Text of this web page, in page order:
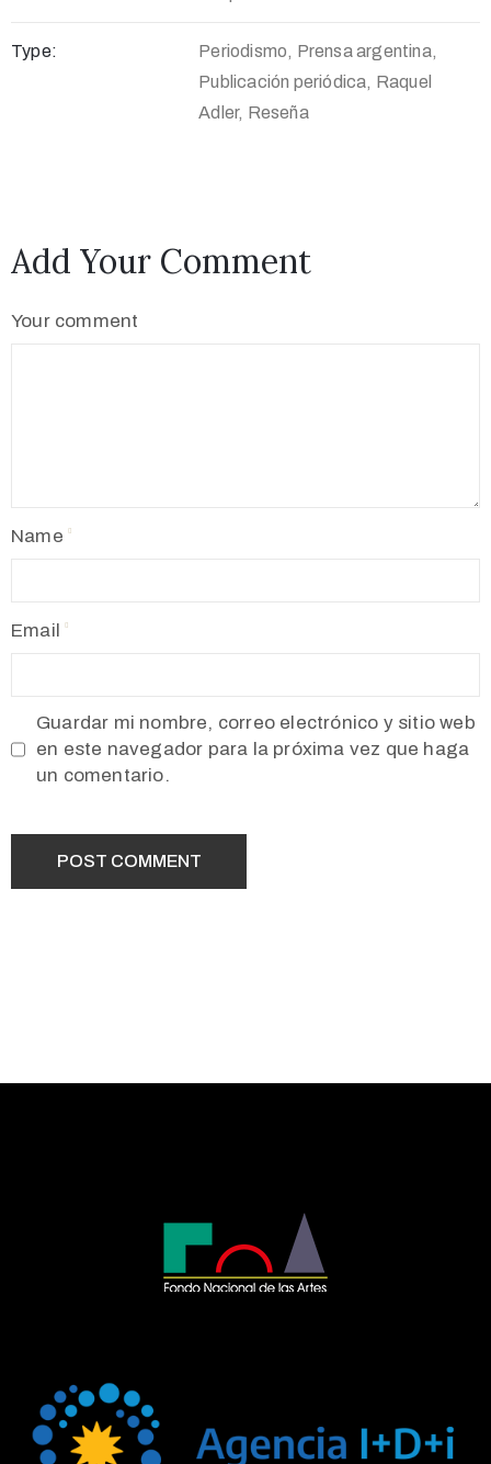
Type:
Periodismo, Prensa argentina,
Publicación periódica, Raquel
Adler, Reseña
Add Your Comment
Your comment
Name
Email
Guardar mi nombre, correo electrónico y sitio web
en este navegador para la próxima vez que haga
un comentario.